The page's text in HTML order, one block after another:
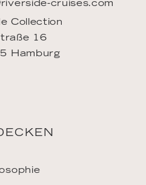
cruises.com
Collection
16
Hamburg